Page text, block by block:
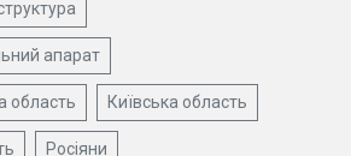
апарат
область Київська область
Росіяни